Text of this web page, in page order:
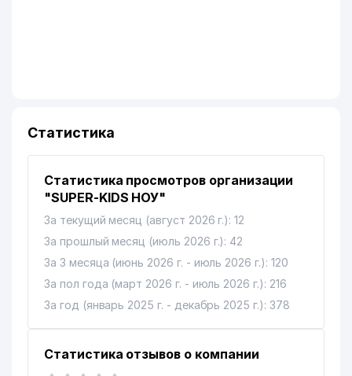
Статистика
Статистика просмотров организации
"SUPER-KIDS НОУ"
За текущий месяц (август 2026 г.): 12
За прошлый месяц (июль 2026 г.): 42
За 3 месяца (июнь 2026 г. - июль 2026 г.): 120
За пол года (март 2026 г. - июль 2026 г.): 216
За год (январь 2025 г. - декабрь 2025 г.): 378
Статистика отзывов о компании